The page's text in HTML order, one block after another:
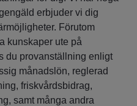
erbjuder vi dig
Förutom
kunskaper ute på
du provanställning enligt
månadslön, reglerad
friskvårdsbidrag,
samt många andra